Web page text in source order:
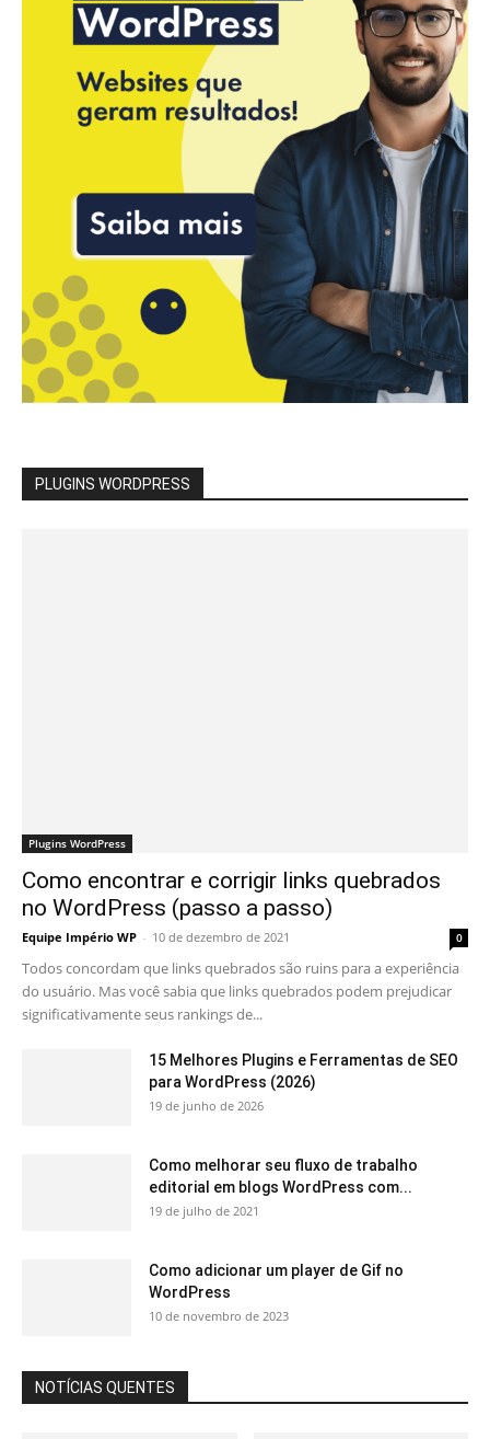
PLUGINS WORDPRESS
Plugins WordPress
Como encontrar e corrigir links quebrados
no WordPress (passo a passo)
Equipe Império WP - 10 de dezembro de 2021 0
Todos concordam que links quebrados são ruins para a experiência
do usuário. Mas você sabia que links quebrados podem prejudicar
significativamente seus rankings de...
15 Melhores Plugins e Ferramentas de SEO
para WordPress (2026)
19 de junho de 2026
Como melhorar seu fluxo de trabalho
editorial em blogs WordPress com...
19 de julho de 2021
Como adicionar um player de Gif no
WordPress
10 de novembro de 2023
NOTÍCIAS QUENTES